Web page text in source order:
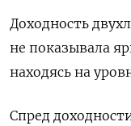
Доходность
не показывала
находясь на
Спред